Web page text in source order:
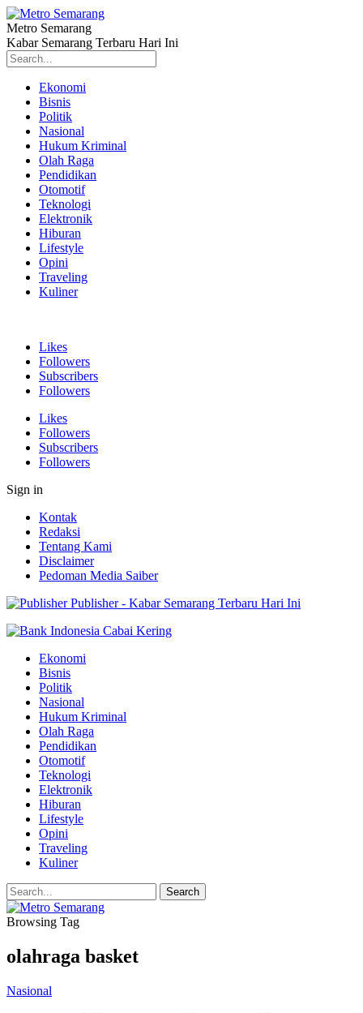
Metro Semarang
Kabar Semarang Terbaru Hari Ini
Ekonomi
Bisnis
Politik
Nasional
Hukum Kriminal
Olah Raga
Pendidikan
Otomotif
Teknologi
Elektronik
Hiburan
Lifestyle
Opini
Traveling
Kuliner
Likes
Followers
Subscribers
Followers
Likes
Followers
Subscribers
Followers
Sign in
Kontak
Redaksi
Tentang Kami
Disclaimer
Pedoman Media Saiber
Publisher - Kabar Semarang Terbaru Hari Ini
Ekonomi
Bisnis
Politik
Nasional
Hukum Kriminal
Olah Raga
Pendidikan
Otomotif
Teknologi
Elektronik
Hiburan
Lifestyle
Opini
Traveling
Kuliner
Browsing Tag
olahraga basket
Nasional